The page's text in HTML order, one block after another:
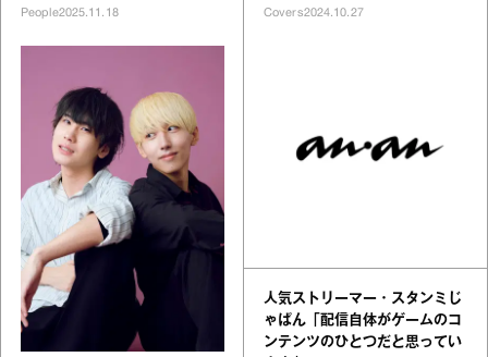
People2025.11.18 Covers2024.10.27
人気ストリーマー・スタンミじ
ゃぱん「配信自体がゲームのコ
ンテンツのひとつだと思ってい